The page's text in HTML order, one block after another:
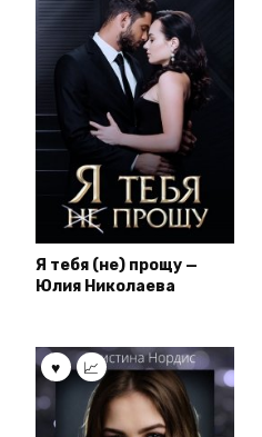
Я тебя (не) прощу —
Юлия Николаева